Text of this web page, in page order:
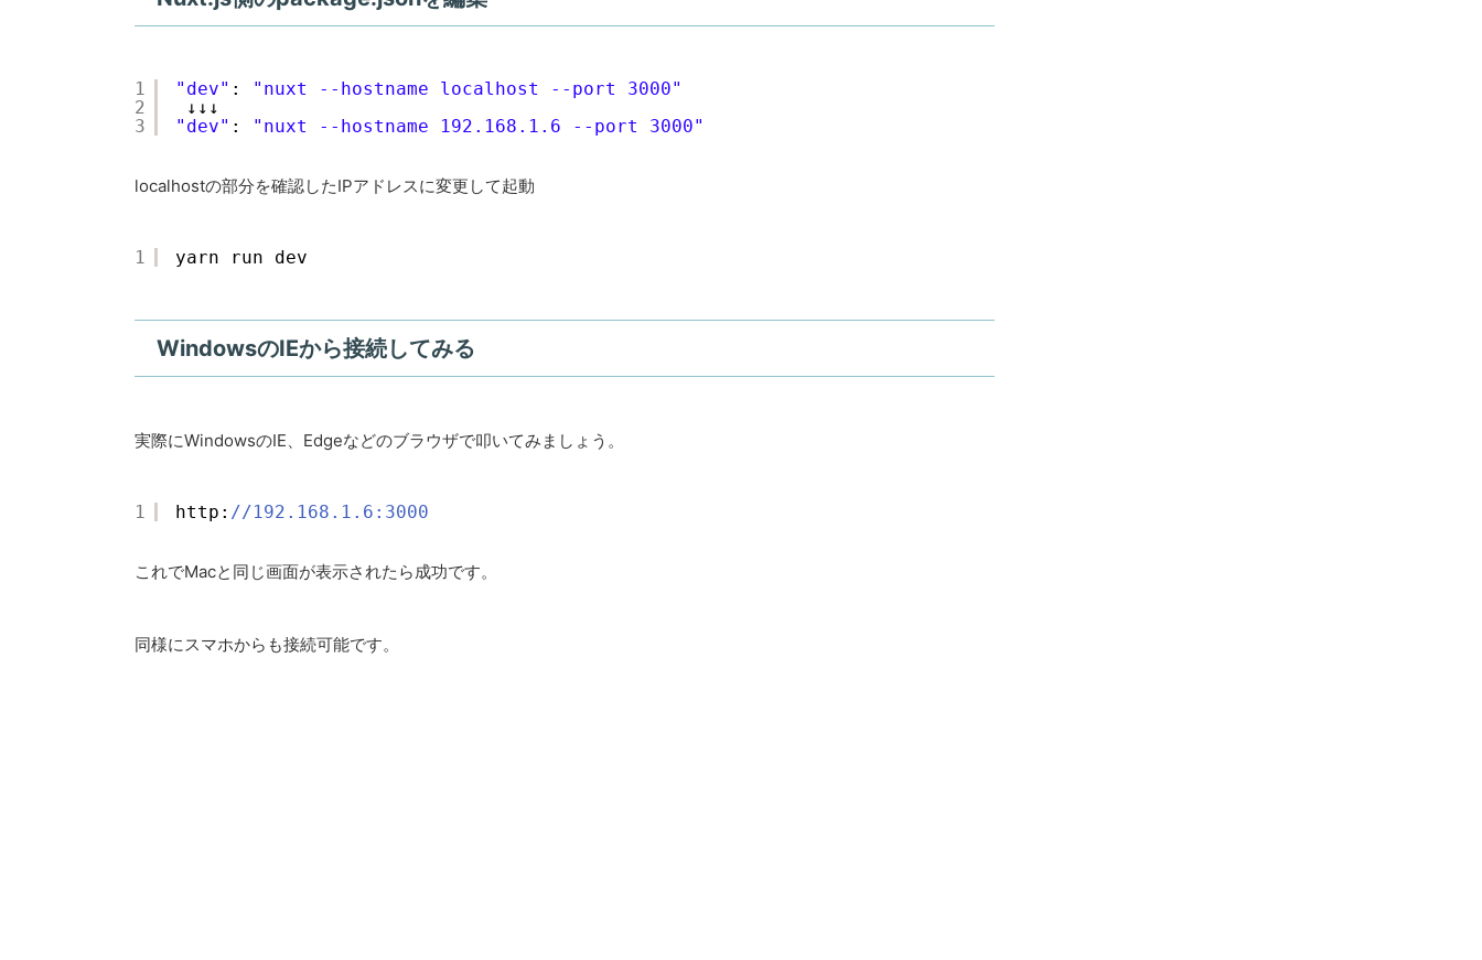
1
2
3
"dev" :
"nuxt --hostname localhost --port 3000"
↓↓↓
"dev" : "nuxt --hostname 192.168.1.6 --port 3000"
localhostの部分を確認したIPアドレスに変更して起動
1 yarn run dev
WindowsのIEから接続してみる
実際にWindowsのIE、Edgeなどのブラウザで叩いてみましょう。
1 http: //192.168.1.6:3000
これでMacと同じ画面が表示されたら成功です。
同様にスマホからも接続可能です。